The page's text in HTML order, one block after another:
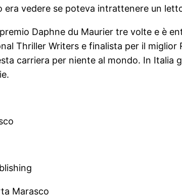
era vedere se poteva intrattenere un
Daphne du Maurier tre volte e è
Thriller Writers e finalista per il
carriera per niente al mondo. In Italia
Marasco